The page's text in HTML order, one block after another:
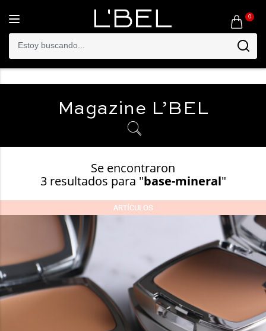
0
Magazine L’BEL
Se encontraron
3 resultados para "base-mineral"
ARTÍCULOS